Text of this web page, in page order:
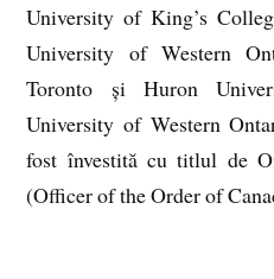
University of King’s
University of Western
Toronto și Huron
University of Western
fost învestită cu titlul de
(Officer of the Order of